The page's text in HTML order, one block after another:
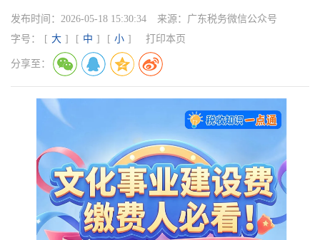
发布时间： 2026-05-18 15:30:34 来源： 广东税务微信公众号
字号：
[ 大 ] [ 中 ] [ 小 ] 打印本页
分享至：